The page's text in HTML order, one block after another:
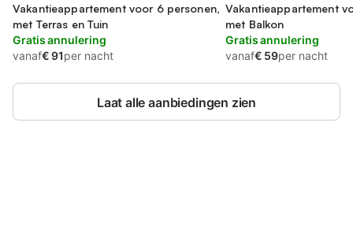
Vakantieappartement voor 6 personen,
met Terras en Tuin
Gratis annulering
vanaf€ 91per nacht
Vakantieappartement
met Balkon
Gratis annulering
vanaf€ 59per nacht
Laat alle aanbiedingen zien